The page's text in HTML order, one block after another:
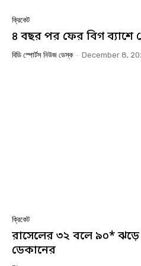
ক্রিকেট
৪ বছর পর ফের বিগ ব্যাশে
বিডি স্পোর্টস নিউজ ডেস্ক - December 8,
ক্রিকেট
রাসেলের ৩২ বলে ৯০* ঝড়ে
ডেকানের